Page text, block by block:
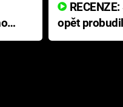
opět
přichází s